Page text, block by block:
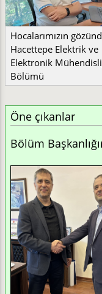
Hocalarımızın
Hacettepe Elektrik ve
Elektronik
Bölümü
Öne çıkanlar
Bölüm